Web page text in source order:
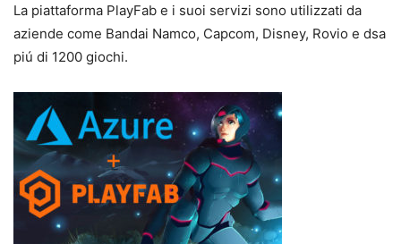
La piattaforma PlayFab e i suoi servizi sono utilizzati da
aziende come Bandai Namco, Capcom, Disney, Rovio e dsa
piú di 1200 giochi.